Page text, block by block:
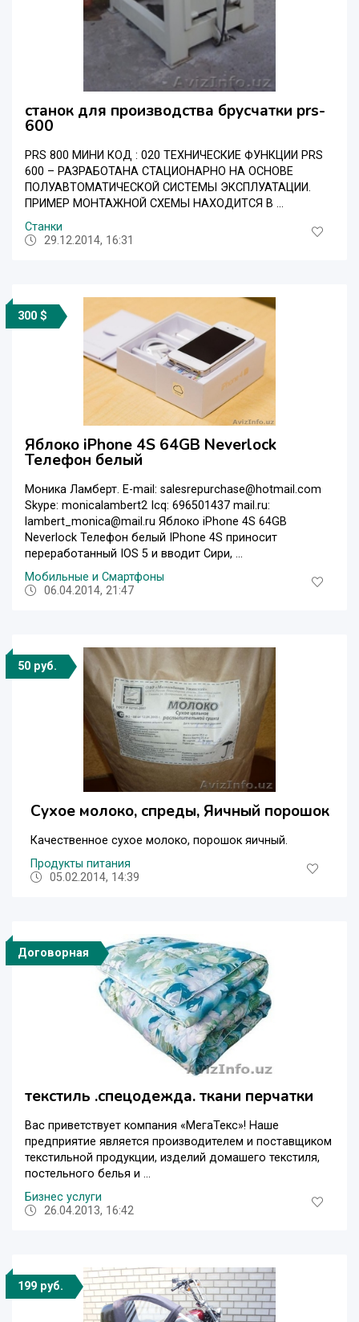
станок для производства брусчатки prs-
600
PRS 800 МИНИ КОД : 020 ТЕХНИЧЕСКИЕ ФУНКЦИИ PRS
600 – РАЗРАБОТАНА СТАЦИОНАРНО НА ОСНОВЕ
ПОЛУАВТОМАТИЧЕСКОЙ СИСТЕМЫ ЭКСПЛУАТАЦИИ.
ПРИМЕР МОНТАЖНОЙ СХЕМЫ НАХОДИТСЯ В ...
Станки
29.12.2014, 16:31
300 $
Яблоко iPhone 4S 64GB Neverlock
Телефон белый
Моника Ламберт. E-mail: salesrepurchase@hotmail.com
Skype: monicalambert2 Icq: 696501437 mail.ru:
lambert_monica@mail.ru Яблоко iPhone 4S 64GB
Neverlock Телефон белый IPhone 4S приносит
переработанный IOS 5 и вводит Сири, ...
Мобильные и Смартфоны
06.04.2014, 21:47
50 руб.
Сухое молоко, спреды, Яичный порошок
Качественное сухое молоко, порошок яичный.
Продукты питания
05.02.2014, 14:39
Договорная
текстиль .спецодежда. ткани перчатки
Вас приветствует компания «МегаТекс»! Наше
предприятие является производителем и поставщиком
текстильной продукции, изделий домашего текстиля,
постельного белья и ...
Бизнес услуги
26.04.2013, 16:42
199 руб.